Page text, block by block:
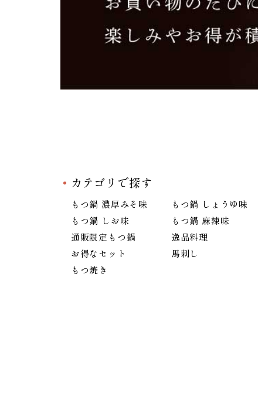
カテゴリで探す
もつ鍋 濃厚みそ味
もつ鍋 しょうゆ味
もつ鍋 しお味
もつ鍋 麻辣味
通販限定もつ鍋
逸品料理
お得なセット
馬刺し
もつ焼き